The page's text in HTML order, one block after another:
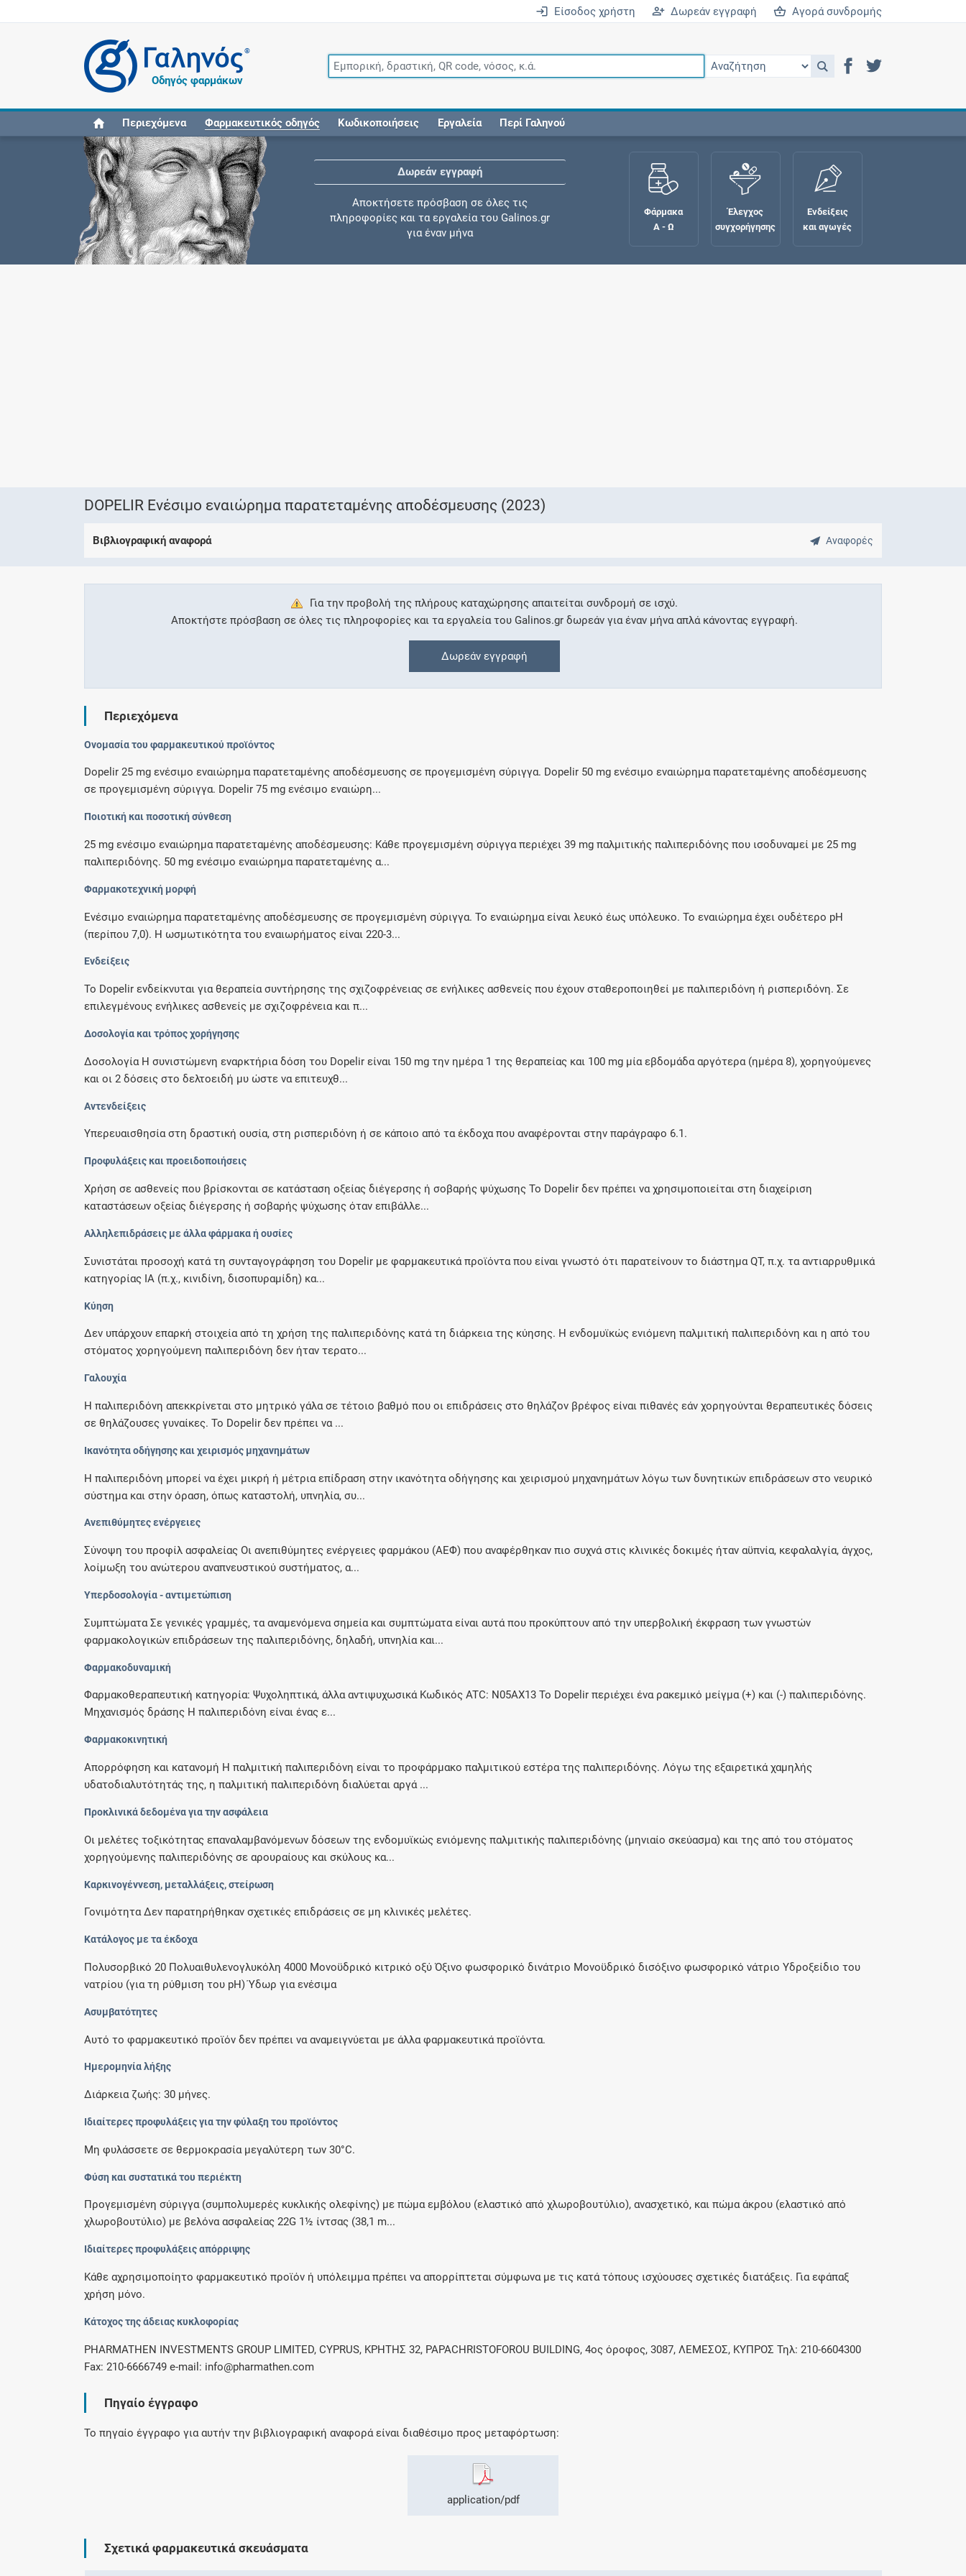
Είσοδος χρήστη Δωρεάν εγγραφή Αγορά συνδρομής
®
Οδηγός φαρμάκων
Περιεχόμενα Φαρμακευτικός οδηγός Κωδικοποιήσεις Εργαλεία Περί Γαληνού
Δωρεάν εγγραφή
Αποκτήσετε πρόσβαση σε όλες τις
πληροφορίες και τα εργαλεία του Galinos.gr
για έναν μήνα
ενός φαρμάκου κατά τη διάρκεια της
εγκυμοσύνης ή του θηλασμού
Συνδρομές
Βρείτε θεραπευτικές ενδείξεις και αγωγές για
νόσους, συμπτώματα και ιατρικές πράξεις
πορείας του Galinos.gr από το 2011 μέχρι
Φάρμακα
Α - Ω
Έλεγχος
συγχορήγησης
Ενδείξεις
και αγωγές
DOPELIR Ενέσιμο εναιώρημα παρατεταμένης αποδέσμευσης (2023)
Αναφορές
Βιβλιογραφική αναφορά
Για την προβολή της πλήρους καταχώρησης απαιτείται συνδρομή σε ισχύ.
Αποκτήστε πρόσβαση σε όλες τις πληροφορίες και τα εργαλεία του Galinos.gr δωρεάν για έναν μήνα απλά κάνοντας εγγραφή.
Δωρεάν εγγραφή
Περιεχόμενα
Ονομασία του φαρμακευτικού προϊόντος
Dopelir 25 mg ενέσιμο εναιώρημα παρατεταμένης αποδέσμευσης σε προγεμισμένη σύριγγα. Dopelir 50 mg ενέσιμο εναιώρημα παρατεταμένης αποδέσμευσης
σε προγεμισμένη σύριγγα. Dopelir 75 mg ενέσιμο εναιώρη...
Ποιοτική και ποσοτική σύνθεση
25 mg ενέσιμο εναιώρημα παρατεταμένης αποδέσμευσης: Κάθε προγεμισμένη σύριγγα περιέχει 39 mg παλμιτικής παλιπεριδόνης που ισοδυναμεί με 25 mg
παλιπεριδόνης. 50 mg ενέσιμο εναιώρημα παρατεταμένης α...
Φαρμακοτεχνική μορφή
Ενέσιμο εναιώρημα παρατεταμένης αποδέσμευσης σε προγεμισμένη σύριγγα. Το εναιώρημα είναι λευκό έως υπόλευκο. Το εναιώρημα έχει ουδέτερο pH
(περίπου 7,0). Η ωσμωτικότητα του εναιωρήματος είναι 220-3...
Ενδείξεις
Το Dopelir ενδείκνυται για θεραπεία συντήρησης της σχιζοφρένειας σε ενήλικες ασθενείς που έχουν σταθεροποιηθεί με παλιπεριδόνη ή ρισπεριδόνη. Σε
επιλεγμένους ενήλικες ασθενείς με σχιζοφρένεια και π...
Δοσολογία και τρόπος χορήγησης
Δοσολογία Η συνιστώμενη εναρκτήρια δόση του Dopelir είναι 150 mg την ημέρα 1 της θεραπείας και 100 mg μία εβδομάδα αργότερα (ημέρα 8), χορηγούμενες
και οι 2 δόσεις στο δελτοειδή μυ ώστε να επιτευχθ...
Αντενδείξεις
Υπερευαισθησία στη δραστική ουσία, στη ρισπεριδόνη ή σε κάποιο από τα έκδοχα που αναφέρονται στην παράγραφο 6.1.
Προφυλάξεις και προειδοποιήσεις
Χρήση σε ασθενείς που βρίσκονται σε κατάσταση οξείας διέγερσης ή σοβαρής ψύχωσης Το Dopelir δεν πρέπει να χρησιμοποιείται στη διαχείριση
καταστάσεων οξείας διέγερσης ή σοβαρής ψύχωσης όταν επιβάλλε...
Αλληλεπιδράσεις με άλλα φάρμακα ή ουσίες
Συνιστάται προσοχή κατά τη συνταγογράφηση του Dopelir με φαρμακευτικά προϊόντα που είναι γνωστό ότι παρατείνουν το διάστημα QT, π.χ. τα αντιαρρυθμικά
κατηγορίας ΙΑ (π.χ., κινιδίνη, δισοπυραμίδη) κα...
Κύηση
Δεν υπάρχουν επαρκή στοιχεία από τη χρήση της παλιπεριδόνης κατά τη διάρκεια της κύησης. Η ενδομυϊκώς ενιόμενη παλμιτική παλιπεριδόνη και η από του
στόματος χορηγούμενη παλιπεριδόνη δεν ήταν τερατο...
Γαλουχία
Η παλιπεριδόνη απεκκρίνεται στο μητρικό γάλα σε τέτοιο βαθμό που οι επιδράσεις στο θηλάζον βρέφος είναι πιθανές εάν χορηγούνται θεραπευτικές δόσεις
σε θηλάζουσες γυναίκες. Το Dopelir δεν πρέπει να ...
Ικανότητα οδήγησης και χειρισμός μηχανημάτων
Η παλιπεριδόνη μπορεί να έχει μικρή ή μέτρια επίδραση στην ικανότητα οδήγησης και χειρισμού μηχανημάτων λόγω των δυνητικών επιδράσεων στο νευρικό
σύστημα και στην όραση, όπως καταστολή, υπνηλία, συ...
Ανεπιθύμητες ενέργειες
Σύνοψη του προφίλ ασφαλείας Οι ανεπιθύμητες ενέργειες φαρμάκου (AEΦ) που αναφέρθηκαν πιο συχνά στις κλινικές δοκιμές ήταν αϋπνία, κεφαλαλγία, άγχος,
λοίμωξη του ανώτερου αναπνευστικού συστήματος, α...
Υπερδοσολογία - αντιμετώπιση
Συμπτώματα Σε γενικές γραμμές, τα αναμενόμενα σημεία και συμπτώματα είναι αυτά που προκύπτουν από την υπερβολική έκφραση των γνωστών
φαρμακολογικών επιδράσεων της παλιπεριδόνης, δηλαδή, υπνηλία και...
Φαρμακοδυναμική
Φαρμακοθεραπευτική κατηγορία: Ψυχοληπτικά, άλλα αντιψυχωσικά Κωδικός ATC: N05AX13 Το Dopelir περιέχει ένα ρακεμικό μείγμα (+) και (-) παλιπεριδόνης.
Μηχανισμός δράσης Η παλιπεριδόνη είναι ένας ε...
Φαρμακοκινητική
Απορρόφηση και κατανομή Η παλμιτική παλιπεριδόνη είναι το προφάρμακο παλμιτικού εστέρα της παλιπεριδόνης. Λόγω της εξαιρετικά χαμηλής
υδατοδιαλυτότητάς της, η παλμιτική παλιπεριδόνη διαλύεται αργά ...
Προκλινικά δεδομένα για την ασφάλεια
Οι μελέτες τοξικότητας επαναλαμβανόμενων δόσεων της ενδομυϊκώς ενιόμενης παλμιτικής παλιπεριδόνης (μηνιαίο σκεύασμα) και της από του στόματος
χορηγούμενης παλιπεριδόνης σε αρουραίους και σκύλους κα...
Καρκινογέννεση, μεταλλάξεις, στείρωση
Γονιμότητα Δεν παρατηρήθηκαν σχετικές επιδράσεις σε μη κλινικές μελέτες.
Κατάλογος με τα έκδοχα
Πολυσορβικό 20 Πολυαιθυλενογλυκόλη 4000 Μονοϋδρικό κιτρικό οξύ Όξινο φωσφορικό δινάτριο Μονοϋδρικό δισόξινο φωσφορικό νάτριο Υδροξείδιο του
νατρίου (για τη ρύθμιση του pH) Ύδωρ για ενέσιμα
Ασυμβατότητες
Αυτό το φαρμακευτικό προϊόν δεν πρέπει να αναμειγνύεται με άλλα φαρμακευτικά προϊόντα.
Ημερομηνία λήξης
Διάρκεια ζωής: 30 μήνες.
Ιδιαίτερες προφυλάξεις για την φύλαξη του προϊόντος
Μη φυλάσσετε σε θερμοκρασία μεγαλύτερη των 30°C.
Φύση και συστατικά του περιέκτη
Προγεμισμένη σύριγγα (συμπολυμερές κυκλικής ολεφίνης) με πώμα εμβόλου (ελαστικό από χλωροβουτύλιο), ανασχετικό, και πώμα άκρου (ελαστικό από
χλωροβουτύλιο) με βελόνα ασφαλείας 22G 1½ ίντσας (38,1 m...
Ιδιαίτερες προφυλάξεις απόρριψης
Κάθε αχρησιμοποίητο φαρμακευτικό προϊόν ή υπόλειμμα πρέπει να απορρίπτεται σύμφωνα με τις κατά τόπους ισχύουσες σχετικές διατάξεις. Για εφάπαξ
χρήση μόνο.
Κάτοχος της άδειας κυκλοφορίας
PHARMATHEN INVESTMENTS GROUP LIMITED, CYPRUS, ΚΡΗΤΗΣ 32, PAPACHRISTOFOROU BUILDING, 4ος όροφος, 3087, ΛΕΜΕΣΟΣ, ΚΥΠΡΟΣ Τηλ: 210-6604300
Fax: 210-6666749 e-mail: info@pharmathen.com
Πηγαίο έγγραφο
Το πηγαίο έγγραφο για αυτήν την βιβλιογραφική αναφορά είναι διαθέσιμο προς μεταφόρτωση:
application/pdf
Σχετικά φαρμακευτικά σκευάσματα